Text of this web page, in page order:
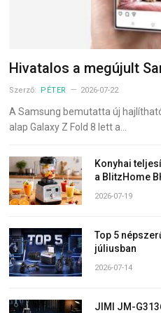
Hivatalos a megújult
Szerző: PÉTER 2026-07-22
A Samsung bemutatta új
alap Galaxy Z Fold 8 lett a…
Konyhai
a BlitzHome
2026-07-19
Top 5
júliusban
2026-07-14
JIMI JM-